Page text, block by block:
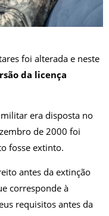
foi alterada e neste
da licença
militar era disposta no
de 2000 foi
fosse extinto.
antes da extinção
corresponde à
requisitos antes da